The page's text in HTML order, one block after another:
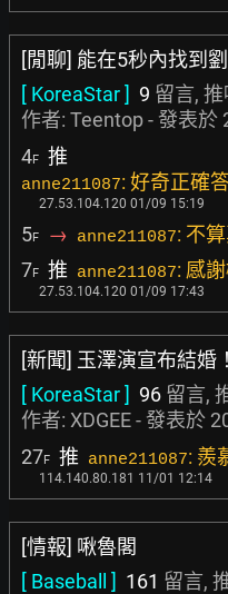
[閒聊] 能在5秒內找到
[ KoreaStar ] 9 留言,
作者: Teentop- 發表於
4F 推
anne211087: 好奇正確
27.53.104.120 01/09 15:19
5F → anne211087: 不
7F 推 anne211087: 感
27.53.104.120 01/09 17:43
[新聞] 玉澤演宣布結婚
[ KoreaStar ] 96 留言,
作者: XDGEE- 發表於
27F 推 anne211087: 羨
114.140.80.181 11/01 12:14
[情報] 啾魯閣
[ Baseball ] 161 留言,